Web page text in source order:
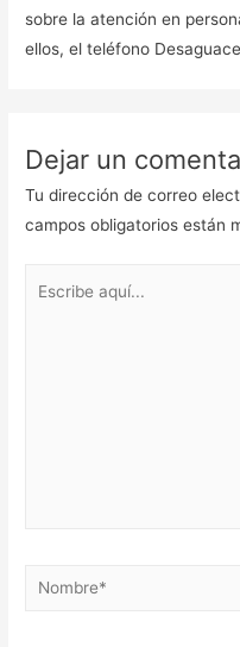
sobre la atención en
ellos, el teléfono
Dejar un
Tu dirección de correo
campos obligatorios están
Nombre*